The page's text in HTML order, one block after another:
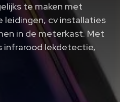
te maken met
leidingen, cv installaties
in de meterkast. Met
infrarood lekdetectie,